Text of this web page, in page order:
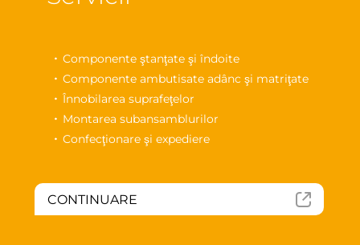
Componente ştanţate şi îndoite
Componente ambutisate adânc şi matriţate
Înnobilarea suprafeţelor
Montarea subansamblurilor
Confecţionare şi expediere
CONTINUARE